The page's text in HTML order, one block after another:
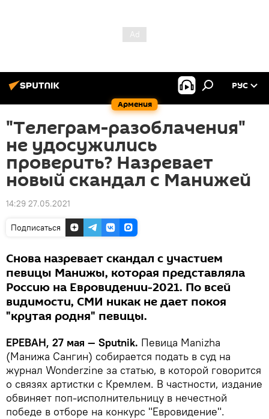
Армения
РУС
"Tелеграм-разоблачения"
не удосужились
проверить? Назревает
новый скандал с Манижей
14:29 27.05.2021
Подписаться
Снова назревает скандал с участием
певицы Манижы, которая представляла
Россию на Евровидении-2021. По всей
видимости, СМИ никак не дает покоя
"крутая родня" певицы.
ЕРЕВАН, 27 мая — Sputnik. Певица Manizha
(Манижа Сангин) собирается подать в суд на
журнал Wonderzine за статью, в которой говорится
о связях артистки с Кремлем. В частности, издание
обвиняет поп-исполнительницу в нечестной
победе в отборе на конкурс "Евровидение".